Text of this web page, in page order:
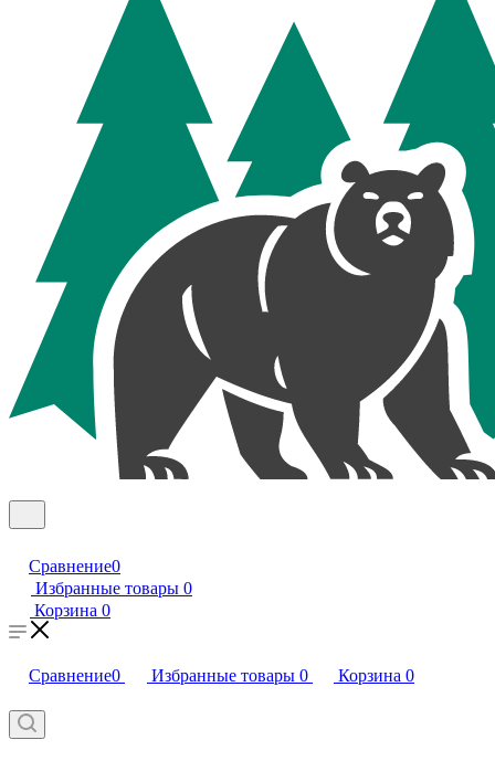
Сравнение0
Избранные товары 0
Корзина 0
Сравнение0 Избранные товары 0 Корзина 0